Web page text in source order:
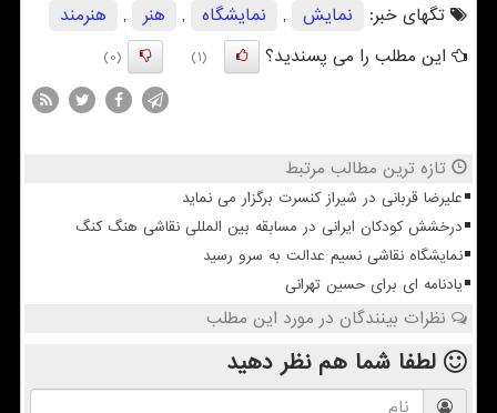
تگهای خبر:
نمایش , نمایشگاه , هنر ,
هنرمند
این مطلب را می پسندید؟
(1)
(0)
تازه ترین مطالب مرتبط
علیرضا قربانی در شیراز کنسرت برگزار می نماید
درخشش کودکان ایرانی در مسابقه بین المللی نقاشی هنگ کنگ
نمایشگاه نقاشی نسیم عدالت به سرو رسید
یادنامه ای برای حسین تهرانی
نظرات بینندگان در مورد این مطلب
لطفا شما همنظر دهید